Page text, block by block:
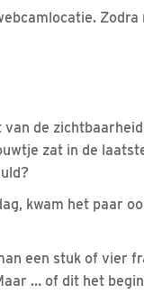
de
zat in de
kwam het paar
een stuk of vier
… of dit het